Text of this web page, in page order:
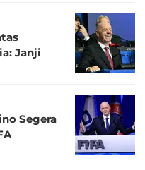
Janji
Segera